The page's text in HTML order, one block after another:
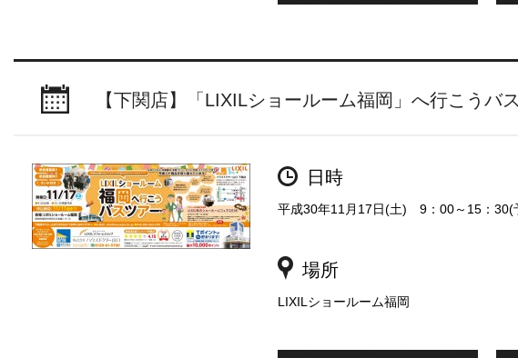
【下関店】「LIXILショールーム福岡」へ行こうバ
日時
平成30年11月17日(土) 9：00～15：30(
場所
LIXILショールーム福岡